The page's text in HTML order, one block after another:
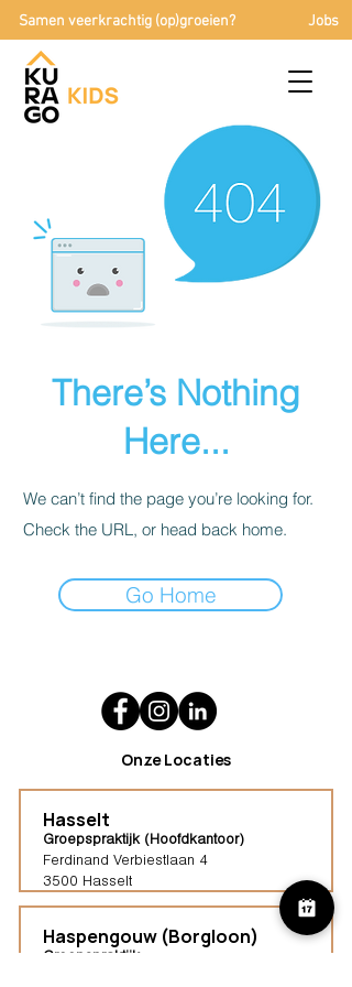
Samen veerkrachtig (op)groeien? Jobs
There’s Nothing
Here...
We can’t find the page you’re looking for.
Check the URL, or head back home.
Go Home
Onze Locaties
Hasselt
Groepspraktijk (Hoofdkantoor)
Ferdinand Verbiestlaan 4
3500 Hasselt
Haspengouw (Borgloon)